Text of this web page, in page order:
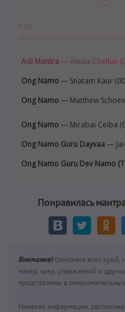
0:00
Adi Mantra— Alexia Chellun
Ong Namo— Snatam Kaur
Ong Namo— Matthew
Ong Namo— Mirabai Ceiba
Ong Namo Guru Dayvaa—
Ong Namo Guru Dev Namo
Понравилась
Внимание!Описания всех крий,
мантр, чакр, упражнений и
представлены в
Никакая информация,